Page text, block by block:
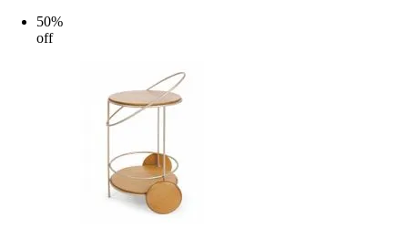
50%
off